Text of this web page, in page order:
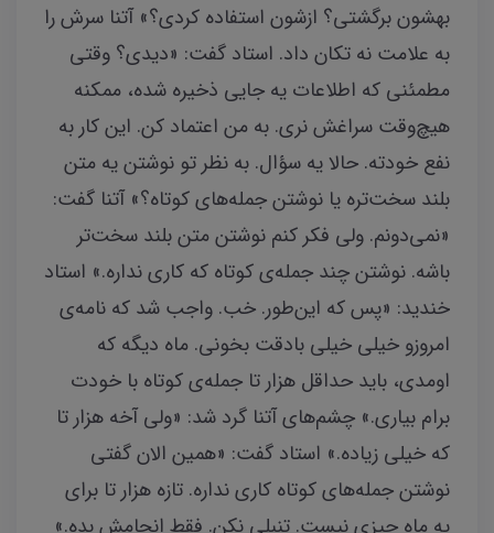
بهشون برگشتی؟ ازشون استفاده کردی؟» آتنا سرش را
به علامت نه تکان داد. استاد گفت: «دیدی؟ وقتی
مطمئنی که اطلاعات یه جایی ذخیره شده، ممکنه
هیچ‌وقت سراغش نری. به من اعتماد کن. این کار به
نفع خودته. حالا یه سؤال. به نظر تو نوشتن یه متن
بلند سخت‌تره یا نوشتن جمله‌های کوتاه؟» آتنا گفت:
«نمی‌دونم. ولی فکر کنم نوشتن متن بلند سخت‌تر
باشه. نوشتن چند جمله‌ی کوتاه که کاری نداره.» استاد
خندید: «پس که این‌طور. خب. واجب شد که نامه‌ی
امروزو خیلی خیلی بادقت بخونی. ماه دیگه که
اومدی، باید حداقل هزار تا جمله‌ی کوتاه با خودت
برام بیاری.» چشم‌های آتنا گرد شد: «ولی آخه هزار تا
که خیلی زیاده.» استاد گفت: «همین الان گفتی
نوشتن جمله‌های کوتاه کاری نداره. تازه هزار تا برای
یه ماه چیزی نیست. تنبلی نکن. فقط انجامش بده.»